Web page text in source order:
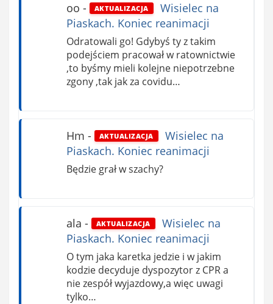
oo - AKTUALIZACJA
Wisielec na
Piaskach. Koniec reanimacji
Odratowali go! Gdybyś ty z takim
podejściem pracował w ratownictwie
,to byśmy mieli kolejne niepotrzebne
zgony ,tak jak za covidu…
Hm - AKTUALIZACJA
Wisielec na
Piaskach. Koniec reanimacji
Będzie grał w szachy?
ala - AKTUALIZACJA
Wisielec na
Piaskach. Koniec reanimacji
O tym jaka karetka jedzie i w jakim
kodzie decyduje dyspozytor z CPR a
nie zespół wyjazdowy,a więc uwagi
tylko…